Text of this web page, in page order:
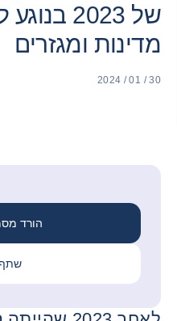
של 2023
מדינות ומגזרים
30 / 01 / 2024
הורד
שתף